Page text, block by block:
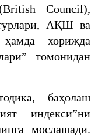
Council),
АҚШ ва
хорижда
томонидан
баҳолаш
индекси”ни
мослашади.